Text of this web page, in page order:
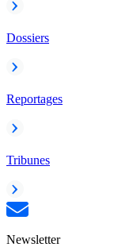
Dossiers
Reportages
Tribunes
Newsletter